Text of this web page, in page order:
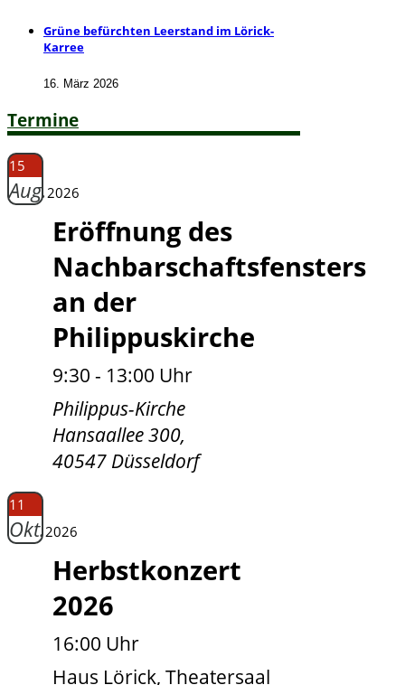
Grüne befürchten Leerstand im Lörick-
Karree
16. März 2026
Termine
15
Aug.2026
Eröffnung des
Nachbarschaftsfensters
an der
Philippuskirche
9:30 - 13:00 Uhr
Philippus-Kirche
Hansaallee 300,
40547 Düsseldorf
11
Okt.2026
Herbstkonzert
2026
16:00 Uhr
Haus Lörick, Theatersaal